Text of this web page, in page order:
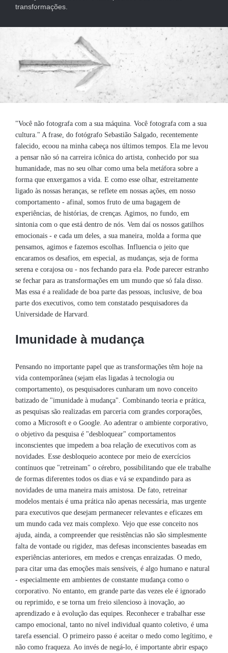
transformações.
"Você não fotografa com a sua máquina. Você fotografa com a sua
cultura." A frase, do fotógrafo Sebastião Salgado, recentemente
falecido, ecoou na minha cabeça nos últimos tempos. Ela me levou
a pensar não só na carreira icônica do artista, conhecido por sua
humanidade, mas no seu olhar como uma bela metáfora sobre a
forma que enxergamos a vida. E como esse olhar, estreitamente
ligado às nossas heranças, se reflete em nossas ações, em nosso
comportamento - afinal, somos fruto de uma bagagem de
experiências, de histórias, de crenças. Agimos, no fundo, em
sintonia com o que está dentro de nós. Vem daí os nossos gatilhos
emocionais - e cada um deles, a sua maneira, molda a forma que
pensamos, agimos e fazemos escolhas. Influencia o jeito que
encaramos os desafios, em especial, as mudanças, seja de forma
serena e corajosa ou - nos fechando para ela. Pode parecer estranho
se fechar para as transformações em um mundo que só fala disso.
Mas essa é a realidade de boa parte das pessoas, inclusive, de boa
parte dos executivos, como tem constatado pesquisadores da
Universidade de Harvard.
Imunidade à mudança
Pensando no importante papel que as transformações têm hoje na
vida contemporânea (sejam elas ligadas à tecnologia ou
comportamento), os pesquisadores cunharam um novo conceito
batizado de "imunidade à mudança". Combinando teoria e prática,
as pesquisas são realizadas em parceria com grandes corporações,
como a Microsoft e o Google. Ao adentrar o ambiente corporativo,
o objetivo da pesquisa é "desbloquear" comportamentos
inconscientes que impedem a boa relação de executivos com as
novidades. Esse desbloqueio acontece por meio de exercícios
contínuos que "retreinam" o cérebro, possibilitando que ele trabalhe
de formas diferentes todos os dias e vá se expandindo para as
novidades de uma maneira mais amistosa. De fato, retreinar
modelos mentais é uma prática não apenas necessária, mas urgente
para executivos que desejam permanecer relevantes e eficazes em
um mundo cada vez mais complexo. Vejo que esse conceito nos
ajuda, ainda, a compreender que resistências não são simplesmente
falta de vontade ou rigidez, mas defesas inconscientes baseadas em
experiências anteriores, em medos e crenças enraizadas. O medo,
para citar uma das emoções mais sensíveis, é algo humano e natural
- especialmente em ambientes de constante mudança como o
corporativo. No entanto, em grande parte das vezes ele é ignorado
ou reprimido, e se torna um freio silencioso à inovação, ao
aprendizado e à evolução das equipes. Reconhecer e trabalhar esse
campo emocional, tanto no nível individual quanto coletivo, é uma
tarefa essencial. O primeiro passo é aceitar o medo como legítimo, e
não como fraqueza. Ao invés de negá-lo, é importante abrir espaço